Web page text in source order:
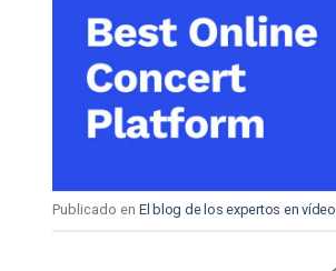
Publicado en El blog de los expertos en vídeo